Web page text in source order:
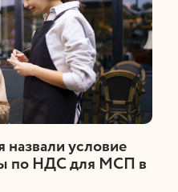
условие
по НДС для МСП в